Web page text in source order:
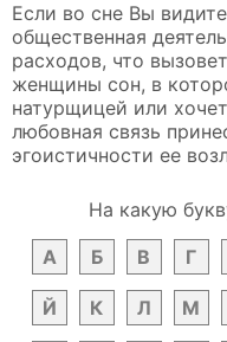
Если во сне Вы
общественная
расходов, что
женщины сон, в
натурщицей или
любовная связь
эгоистичности ее
На какую
А
Б В Г
Й К Л М